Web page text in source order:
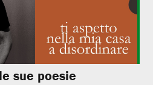
sue poesie